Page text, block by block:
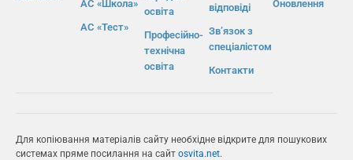
АС «Школа»
АС «Тест»
освіта
Професійно-
технічна
освіта
відповіді
Зв’язок з
спеціалістом
Контакти
Оновлення
Для копіювання матеріалів сайту необхідне відкрите для пошукових
системах пряме посилання на сайт osvita.net.